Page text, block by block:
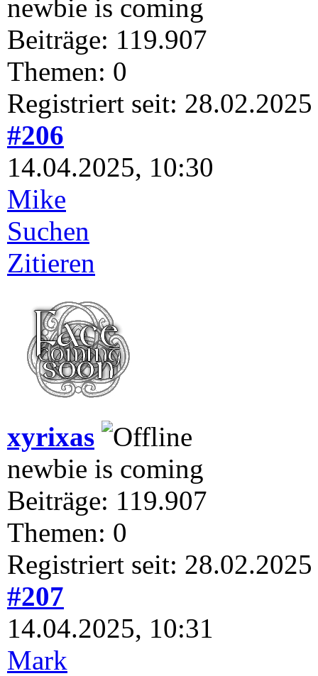
newbie is coming
Beiträge: 119.907
Themen: 0
Registriert seit: 28.02.2025
#206
14.04.2025, 10:30
Mike
Suchen
Zitieren
xyrixas
newbie is coming
Beiträge: 119.907
Themen: 0
Registriert seit: 28.02.2025
#207
14.04.2025, 10:31
Mark